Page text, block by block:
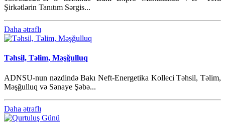
Şirkətlərin Tanıtım Sərgis...
Daha ətraflı
Təhsil, Təlim, Məşğulluq
ADNSU-nun nəzdində Bakı Neft-Energetika Kolleci Təhsil, Təlim,
Məşğulluq və Sənaye Şəbə...
Daha ətraflı